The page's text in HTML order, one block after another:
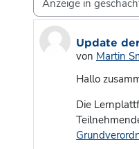
Update
von Martin
Hallo
Die